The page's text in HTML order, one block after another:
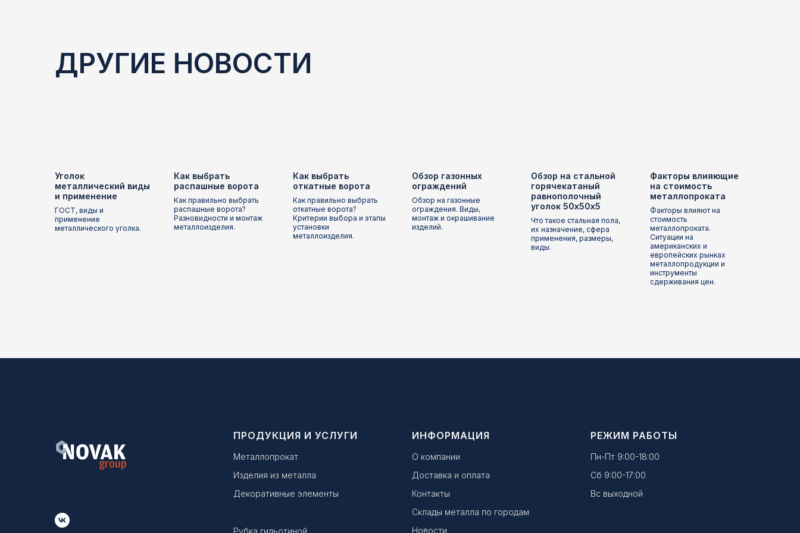
ДРУГИЕ НОВОСТИ
Уголок
металлический виды
и применение
ГОСТ, виды и
применение
металлического уголка.
Как выбрать
распашные ворота
Как правильно выбрать
распашные ворота?
Разновидности и монтаж
металлоизделия.
Как выбрать
откатные ворота
Как правильно выбрать
откатные ворота?
Критерии выбора и этапы
установки
металлоизделия.
Обзор газонных
ограждений
Обзор на газонные
ограждения. Виды,
монтаж и окрашивание
изделий.
Обзор на стальной
горячекатаный
равнополочный
уголок 50х50х5
Что такое стальная пола,
их назначение, сфера
применения, размеры,
виды.
Факторы влияющие
на стоимость
металлопроката
Факторы влияют на
стоимость
металлопроката.
Ситуации на
американских и
европейских рынках
металлопродукции и
инструменты
сдерживания цен.
ПРОДУКЦИЯ И УСЛУГИ
Металлопрокат
Изделия из металла
Декоративные элементы
Рубка гильотиной
ИНФОРМАЦИЯ
О компании
Доставка и оплата
Контакты
Склады металла по городам
Новости
РЕЖИМ РАБОТЫ
Пн-Пт 9:00-18:00
Сб 9:00-17:00
Вс выходной